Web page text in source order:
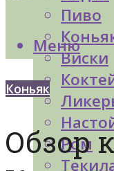
Пиво
Виски
Ром
Меню
Коньяк
Обзор